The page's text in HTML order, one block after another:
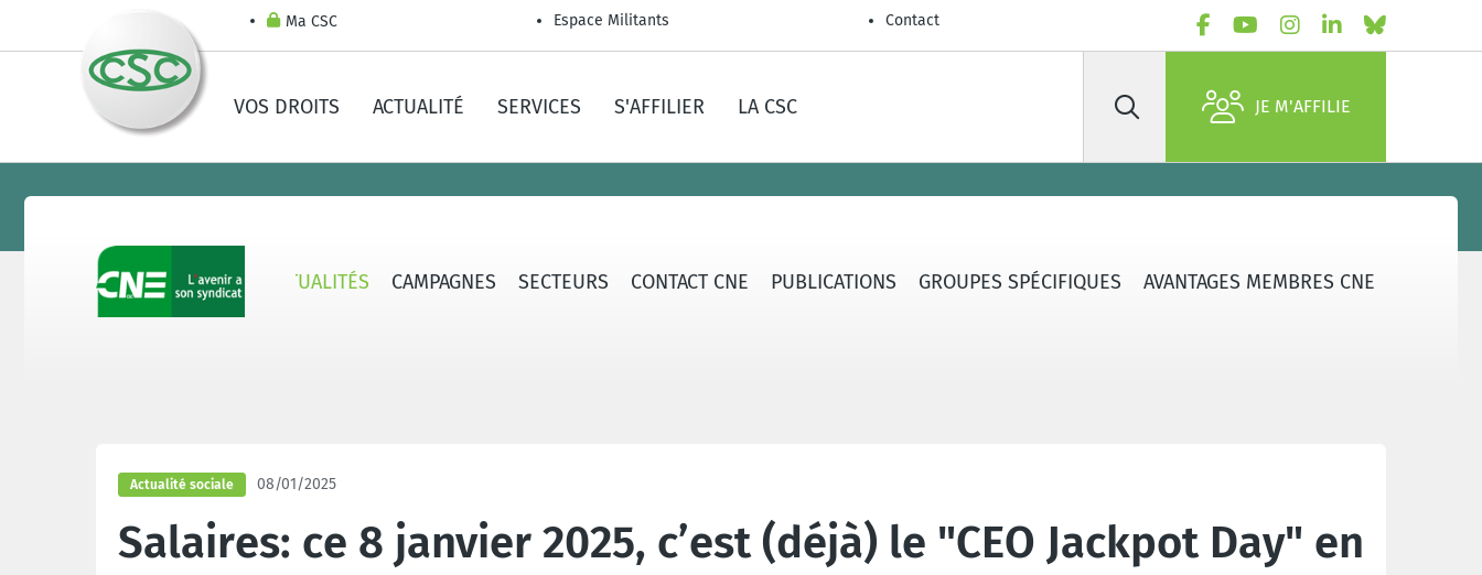
Ma CSC Espace Militants Contact
VOS DROITS ACTUALITÉ SERVICES S'AFFILIER LA CSC Rechercher JE M'AFFILIE
CNE - QUI SOMMES-NOUS ? ACTUALITÉS CAMPAGNES SECTEURS CONTACT CNE PUBLICATIONS GROUPES SPÉCIFIQUES AVANTAGES MEMBRES CNE
Actualité sociale 08/01/2025
Salaires: ce 8 janvier 2025, c’est (déjà) le "CEO Jackpot Day" en